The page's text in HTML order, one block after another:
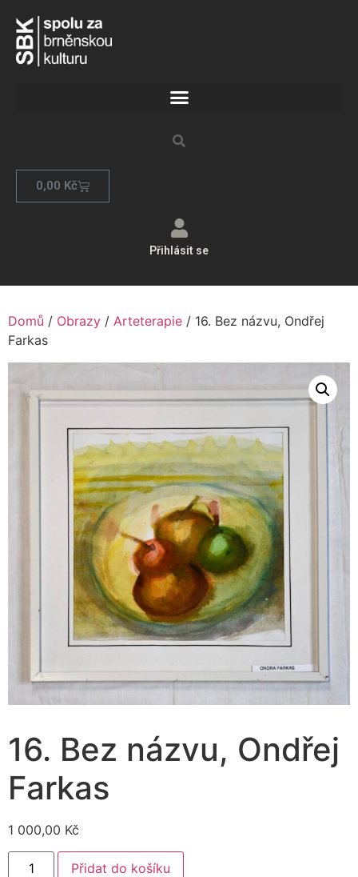
0,00 Kč
Přihlásit se
Domů / Obrazy / Arteterapie / 16. Bez názvu, Ondřej
Farkas
16. Bez názvu, Ondřej
Farkas
1 000,00 Kč
Přidat do košíku